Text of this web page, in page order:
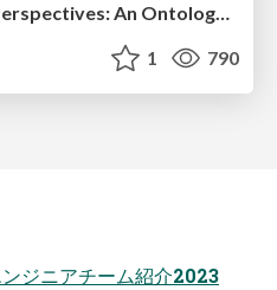
Organizational Design Perspectives: An Ontology of Organizational Design Elements
1 790
ジニアチーム紹介2023